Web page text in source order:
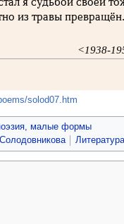
из травы превращён.
<1938-
solod07.htm
малые формы